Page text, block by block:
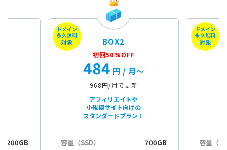
a
c
i
j
200GB
ドメイン
永久無料
対象 BOX2
初回50%OFF
484 円 / 月〜
968円/月で更新
アフィリエイトや
小規模サイト向けの
スタンダードプラン！
容量（SSD）
700GB
ドメイン
永久無料
対象
容量（